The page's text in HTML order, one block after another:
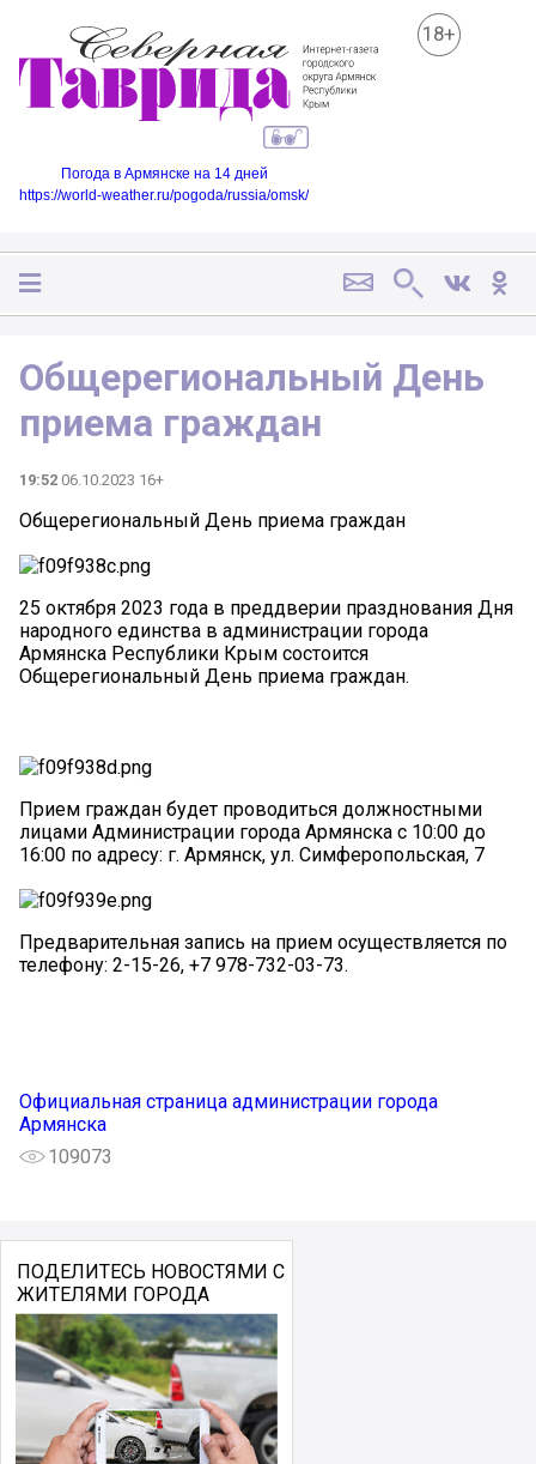
18+
Погода в Армянске на 14 дней
https://world-weather.ru/pogoda/russia/omsk/
Общерегиональный День
приема граждан
19:52 06.10.2023 16+
Общерегиональный День приема граждан
25 октября 2023 года в преддверии празднования Дня
народного единства в администрации города
Армянска Республики Крым состоится
Общерегиональный День приема граждан.
Прием граждан будет проводиться должностными
лицами Администрации города Армянска с 10:00 до
16:00 по адресу: г. Армянск, ул. Симферопольская, 7
Предварительная запись на прием осуществляется по
телефону: 2-15-26, +7 978-732-03-73.
Официальная страница администрации города
Армянска
109073
ПОДЕЛИТЕСЬ НОВОСТЯМИ С
ЖИТЕЛЯМИ ГОРОДА